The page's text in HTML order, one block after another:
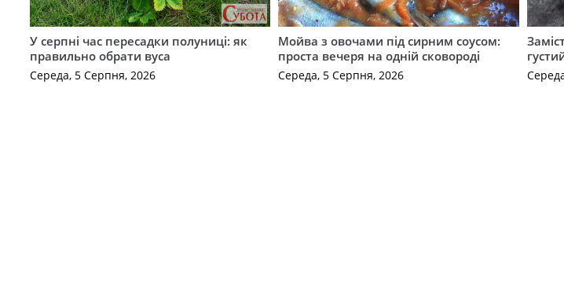
У серпні час пересадки полуниці: як
правильно обрати вуса
Середа, 5 Серпня, 2026
Мойва з овочами під сирним соусом:
проста вечеря на одній сковороді
Середа, 5 Серпня, 2026